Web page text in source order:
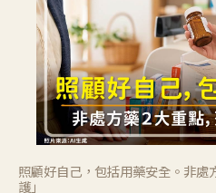
照顧好自己，包括用藥安全。非
護」